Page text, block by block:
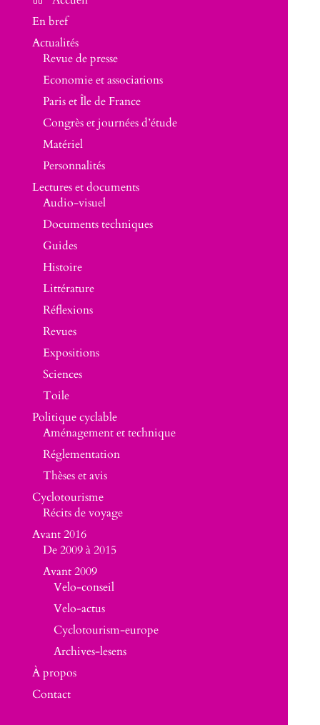
En bref
Actualités
Revue de presse
Economie et associations
Paris et Île de France
Congrès et journées d’étude
Matériel
Personnalités
Lectures et documents
Audio-visuel
Documents techniques
Guides
Histoire
Littérature
Réflexions
Revues
Expositions
Sciences
Toile
Politique cyclable
Aménagement et technique
Réglementation
Thèses et avis
Cyclotourisme
Récits de voyage
Avant 2016
De 2009 à 2015
Avant 2009
Velo-conseil
Velo-actus
Cyclotourism-europe
Archives-lesens
À propos
Contact